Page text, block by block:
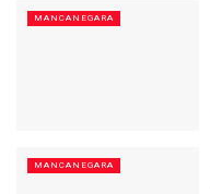
MANCANEGARA
MANCANEGARA